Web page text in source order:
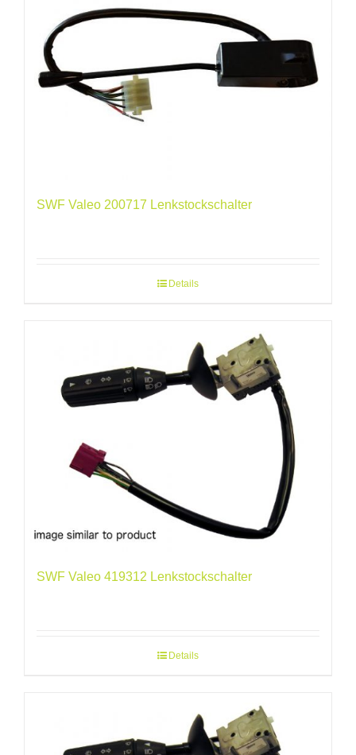
SWF Valeo 200717 Lenkstockschalter
Details
SWF Valeo 419312 Lenkstockschalter
Details